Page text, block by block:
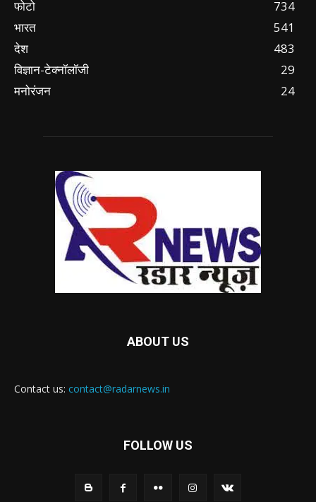
फोटो
734
भारत
541
देश
483
विज्ञान-टेक्नॉलॉजी
29
मनोरंजन
24
ABOUT US
Contact us: contact@radarnews.in
FOLLOW US